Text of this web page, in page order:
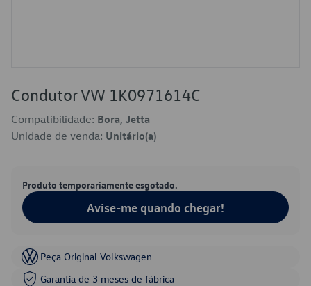
Condutor VW 1K0971614C
Compatibilidade: Bora, Jetta
Unidade de venda: Unitário(a)
Produto temporariamente esgotado.
Avise-me quando chegar!
Peça Original Volkswagen
Garantia de 3 meses de fábrica